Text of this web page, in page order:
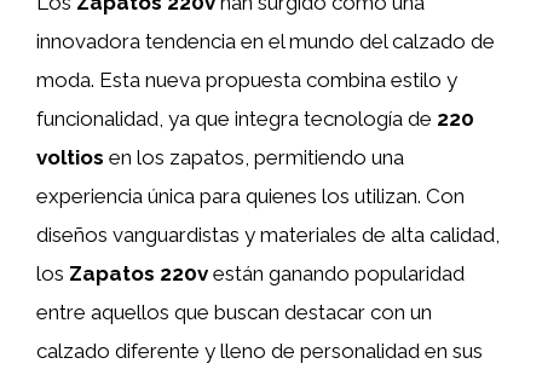
innovadora tendencia en el mundo del calzado de
moda. Esta nueva propuesta combina estilo y
funcionalidad, ya que integra tecnología de 220
voltios en los zapatos, permitiendo una
experiencia única para quienes los utilizan. Con
diseños vanguardistas y materiales de alta calidad,
los Zapatos 220v están ganando popularidad
entre aquellos que buscan destacar con un
calzado diferente y lleno de personalidad en sus